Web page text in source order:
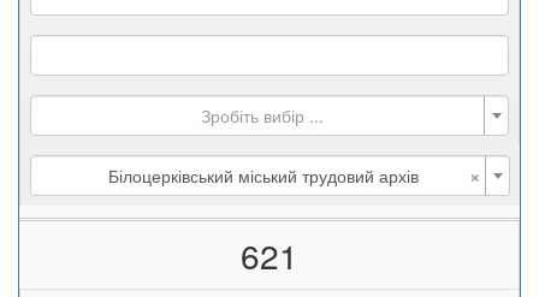
Зробіть вибір ...
×
Білоцерківський міський трудовий архів
621